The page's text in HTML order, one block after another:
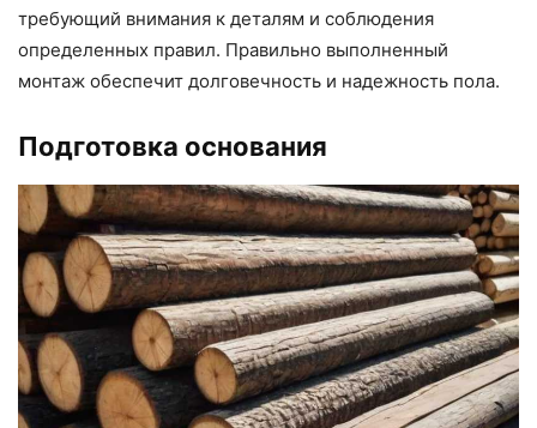
требующий внимания к деталям и соблюдения
определенных правил. Правильно выполненный
монтаж обеспечит долговечность и надежность пола.
Подготовка основания